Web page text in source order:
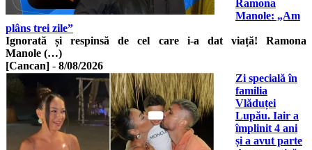
Ramona
Manole: „Am
plâns trei zile”
Ignorată și respinsă de cel care i-a dat viață! Ramona
Manole (…)
[Cancan] - 8/08/2026
Zi specială în
familia
Vlăduței
Lupău. Iair a
împlinit 4 ani
și a avut parte